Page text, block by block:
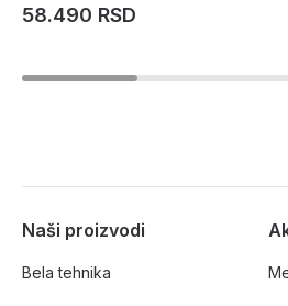
58.490 RSD
Naši proizvodi
Bela tehnika